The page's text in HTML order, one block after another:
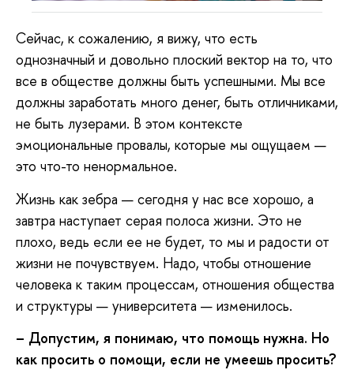
Сейчас, к сожалению, я вижу, что есть
однозначный и довольно плоский вектор на то, что
все в обществе должны быть успешными. Мы все
должны заработать много денег, быть отличниками,
не быть лузерами. В этом контексте
эмоциональные провалы, которые мы ощущаем —
это что-то ненормальное.
Жизнь как зебра — сегодня у нас все хорошо, а
завтра наступает серая полоса жизни. Это не
плохо, ведь если ее не будет, то мы и радости от
жизни не почувствуем. Надо, чтобы отношение
человека к таким процессам, отношения общества
и структуры — университета — изменилось.
– Допустим, я понимаю, что помощь нужна. Но
как просить о помощи, если не умеешь просить?